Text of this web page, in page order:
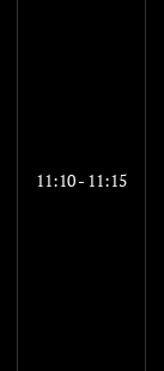
11:10 - 11:15